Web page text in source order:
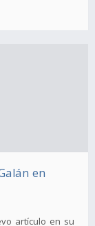
en
artículo en su